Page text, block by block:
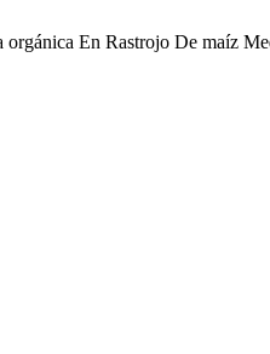
En Rastrojo De maíz